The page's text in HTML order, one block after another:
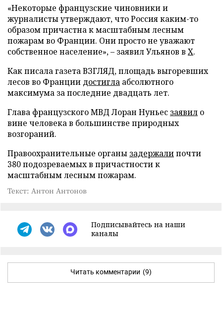
«Некоторые французские чиновники и
журналисты утверждают, что Россия каким-то
образом причастна к масштабным лесным
пожарам во Франции. Они просто не уважают
собственное население», – заявил Ульянов в X.
Как писала газета ВЗГЛЯД, площадь выгоревших
лесов во Франции достигла абсолютного
максимума за последние двадцать лет.
Глава французского МВД Лоран Нуньес заявил о
вине человека в большинстве природных
возгораний.
Правоохранительные органы задержалипочти
380 подозреваемых в причастности к
масштабным лесным пожарам.
Текст: Антон Антонов
Подписывайтесь на наши
каналы
Читать комментарии (9)